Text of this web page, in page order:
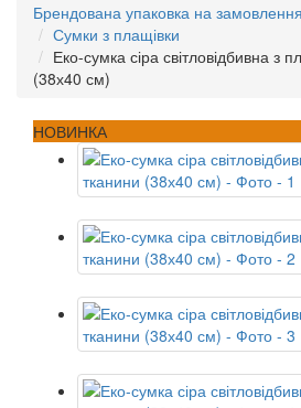
Брендована упаковка на замовлення
Сумки з плащівки
Еко-сумка сіра світловідбивна з
(38х40 см)
НОВИНКА